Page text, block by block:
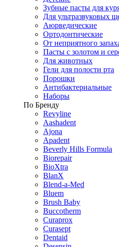
Зубные пасты для
Для ультразвуковых
Аюрведические
Ортодонтические
От неприятного
Пасты с золотом и
Для животных
Гели для полости рта
Порошки
Антибактериальные
Наборы
По Бренду
Revyline
Aashadent
Ajona
Apadent
Beverly Hills Formula
Biorepair
BioXtra
BlanX
Blend-a-Med
Bluem
Brush Baby
Buccotherm
Curaprox
Curasept
Dentaid